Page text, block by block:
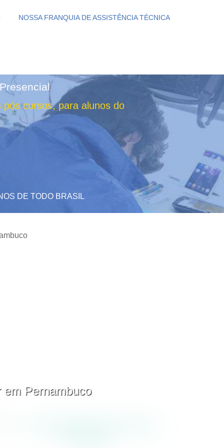
NOSSA FRANQUIA DE ASSISTÊNCIA TÉCNICA
cursos, para alunos do
DE TODO BRASIL
em Pernambuco